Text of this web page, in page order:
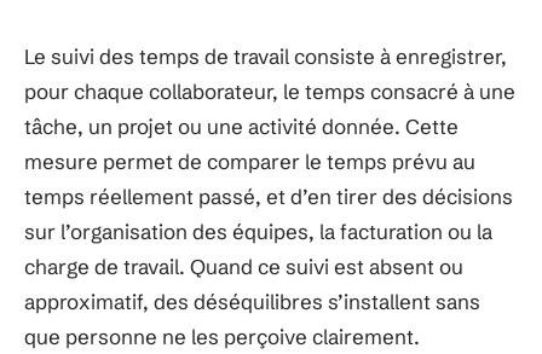
Le suivi des temps de travail consiste à enregistrer,
pour chaque collaborateur, le temps consacré à une
tâche, un projet ou une activité donnée. Cette
mesure permet de comparer le temps prévu au
temps réellement passé, et d’en tirer des décisions
sur l’organisation des équipes, la facturation ou la
charge de travail. Quand ce suivi est absent ou
approximatif, des déséquilibres s’installent sans
que personne ne les perçoive clairement.